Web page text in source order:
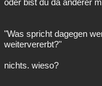
oder bist du da anderer
"Was spricht dagegen
weitervererbt?"
nichts. wieso?